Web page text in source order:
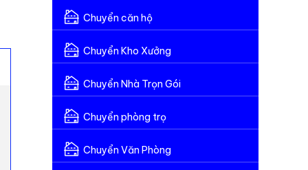
Chuyển căn hộ
Chuyển Kho Xưởng
Chuyển Nhà Trọn Gói
Chuyển phòng trọ
Chuyển Văn Phòng